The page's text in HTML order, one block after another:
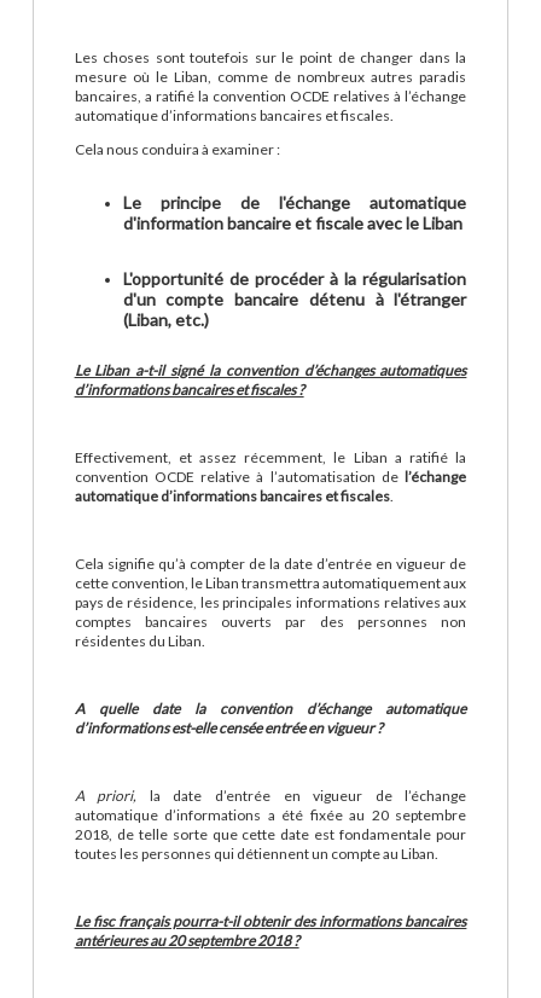
Les choses sont toutefois sur le point de changer dans la
mesure où le Liban, comme de nombreux autres paradis
bancaires, a ratifié la convention OCDE relatives à l’échange
automatique d’informations bancaires et fiscales.
Cela nous conduira à examiner :
Le principe de l'échange automatique
d'information bancaire et fiscale avec le Liban
L'opportunité de procéder à la régularisation
d'un compte bancaire détenu à l'étranger
(Liban, etc.)
Le Liban a-t-il signé la convention d’échanges automatiques
d’informations bancaires et fiscales ?
Effectivement, et assez récemment, le Liban a ratifié la
convention OCDE relative à l’automatisation de l’échange
automatique d’informations bancaires et fiscales.
Cela signifie qu’à compter de la date d’entrée en vigueur de
cette convention, le Liban transmettra automatiquement aux
pays de résidence, les principales informations relatives aux
comptes bancaires ouverts par des personnes non
résidentes du Liban.
A quelle date la convention d’échange automatique
d’informations est-elle censée entrée en vigueur ?
A priori, la date d’entrée en vigueur de l’échange
automatique d’informations a été fixée au 20 septembre
2018, de telle sorte que cette date est fondamentale pour
toutes les personnes qui détiennent un compte au Liban.
Le fisc français pourra-t-il obtenir des informations bancaires
antérieures au 20 septembre 2018 ?